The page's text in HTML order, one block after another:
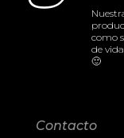
como
de
🙂
Contacto